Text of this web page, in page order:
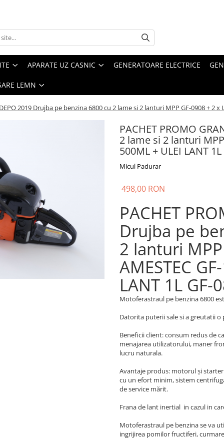
APARATE UZ CASNIC GENERATOARE ELECTRICE
LEMN
2019 Drujba pe benzina 6800 cu 2 lame si 2 lanturi MPP GF-0908 + 2 x
PACHET PROMO
2 lame si 2 lanturi MPP
500ML + ULEI LANT
Micul Padurar
498,00 RON
PACHET
Drujba pe
2 lanturi
AMESTEC
LANT 1L GF-
Motoferastraul pe benzina 6800
Datorita puterii sale si a greutatii
Beneficii client: consum redus de
menajarea utilizatorului, maner
lucru naturala.
Avantaje produs: motorul şi
cu un efort minim, sistem
de service mărit.
Frana de lant inertial in cazul in
Motoferastraul pe benzina se va
ingrijirea pomilor fructiferi,